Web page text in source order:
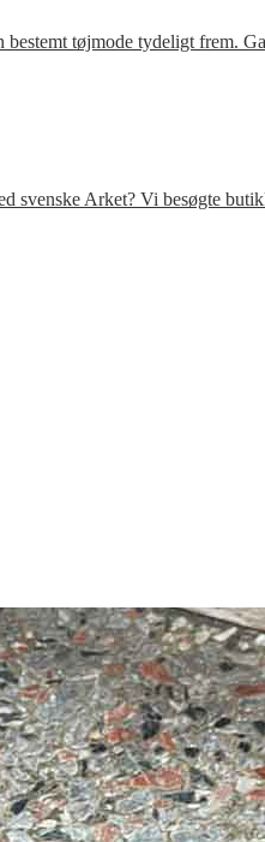
tøjmode tydeligt frem.
svenske Arket? Vi besøgte